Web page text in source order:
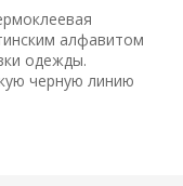
алфавитом
одежды.
черную линию